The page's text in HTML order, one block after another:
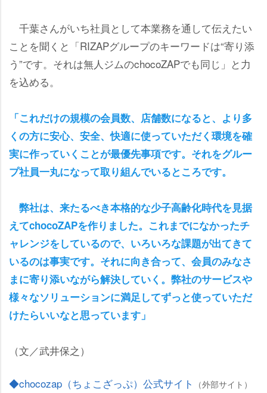
千葉さんがいち社員として本業務を通して伝えたい
ことを聞くと「RIZAPグループのキーワードは“寄り添
う”です。それは無人ジムのchocoZAPでも同じ」と力
を込める。
「これだけの規模の会員数、店舗数になると、より多
くの方に安心、安全、快適に使っていただく環境を確
実に作っていくことが最優先事項です。それをグルー
プ社員一丸になって取り組んでいるところです。
弊社は、来たるべき本格的な少子高齢化時代を見据
えてchocoZAPを作りました。これまでになかったチ
ャレンジをしているので、いろいろな課題が出てきて
いるのは事実です。それに向き合って、会員のみなさ
まに寄り添いながら解決していく。弊社のサービス
様々なソリューションに満足してずっと使っていただ
けたらいいなと思っています」
（文／武井保之）
◆chocozap（ちょこざっぷ）公式サイト （外部サイト）